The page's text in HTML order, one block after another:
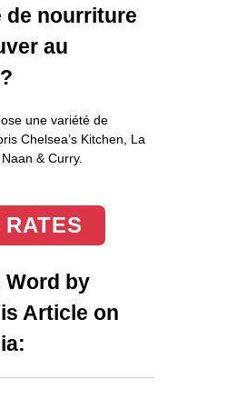
de nourriture
au
une variété de
Chelsea’s Kitchen, La
& Curry.
Word by
Article on